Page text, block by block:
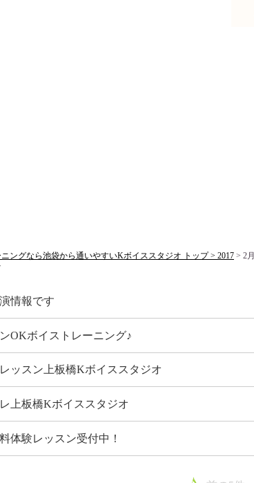
ングなら池袋から通いやすいKボイススタジオ トップ > 2017 > 2月
情報です
OKボイストレーニング♪
ッスン上板橋Kボイススタジオ
上板橋Kボイススタジオ
体験レッスン受付中！